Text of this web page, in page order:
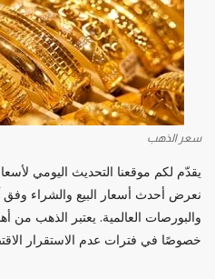
سعر الذهب
يقدّم لكم موقعنا التحديث اليومي
نعرض أحدث أسعار البيع والشراء وفق
والبورصات العالمية. يعتبر الذهب من
خصوصًا في فترات عدم الاستقرار